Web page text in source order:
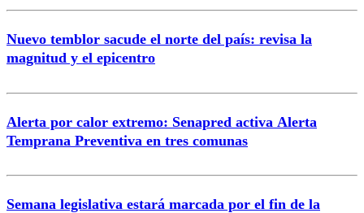
Nuevo temblor sacude el norte del país: revisa la
magnitud y el epicentro
Alerta por calor extremo: Senapred activa Alerta
Temprana Preventiva en tres comunas
Semana legislativa estará marcada por el fin de la